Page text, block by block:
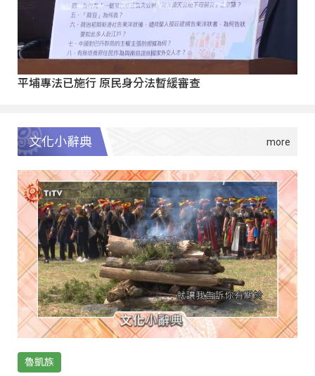
平埔專法已施行 原民身分法暫緩審查
文化小辭典
魯凱族